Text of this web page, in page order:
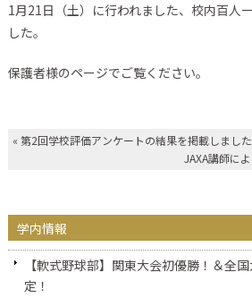
1月21日（土）に行われました、校内百人
した。
保護者様のページでご覧ください。
« 第2回学校評価アンケートの結果を掲載しました
JAXA講師に
学内情報
【軟式野球部】関東大会初優勝！＆全
定！